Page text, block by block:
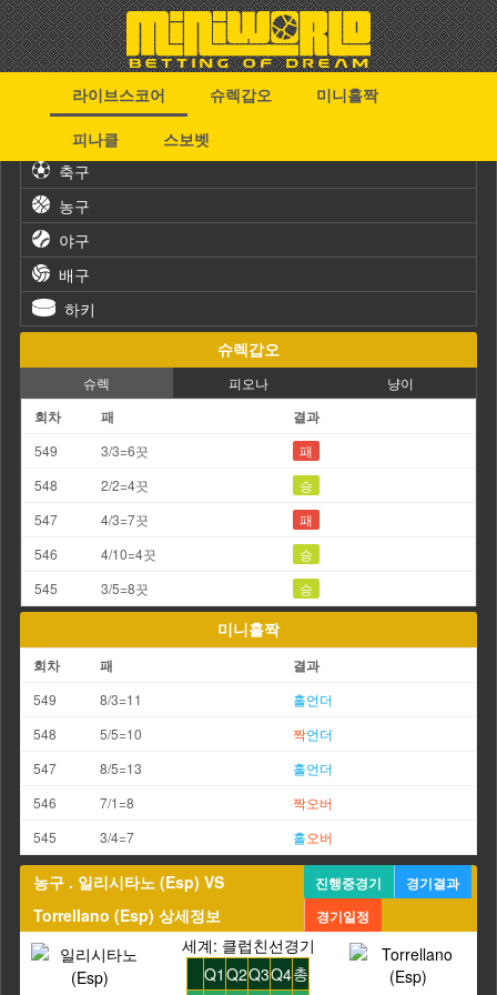
라이브스코어 슈렉갑오
미니홀짝
피나클
스보벳
축구
농구
야구
배구
하키
슈렉갑오
슈렉 피오나 냥이
회차 패 결과
549 3/3=6끗
패
548
2/2=4끗
승
547
4/3=7끗
패
546
4/10=4끗
승
545
3/5=8끗 승
미니홀짝
회차 패 결과
549 8/3=11 홀언더
548
5/5=10 짝언더
547
8/5=13 홀언더
546
7/1=8 짝오버
545
3/4=7 홀오버
농구 . 일리시타노 (Esp) VS
Torrellano (Esp) 상세정보
진행중경기
경기결과
경기일정
세계: 클럽친선경기
Q1 Q2Q3Q4총